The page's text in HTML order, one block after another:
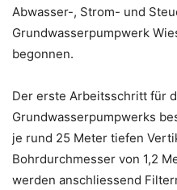
Abwasser-, Strom- und
Grundwasserpumpwerk
begonnen.
Der erste Arbeitsschritt für
Grundwasserpumpwerks
je rund 25 Meter tiefen
Bohrdurchmesser von 1,2
werden anschliessend